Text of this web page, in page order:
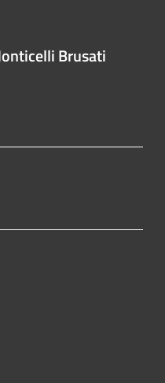
Brusati